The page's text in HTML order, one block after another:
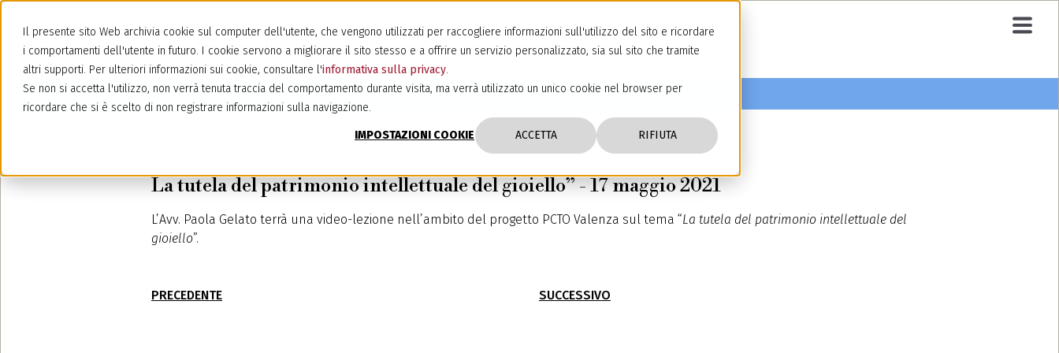
Il presente sito Web archivia cookie sul computer dell'utente, che vengono utilizzati per raccogliere informazioni sull'utilizzo del sito e ricordare
i comportamenti dell'utente in futuro. I cookie servono a migliorare il sito stesso e a offrire un servizio personalizzato, sia sul sito che tramite
altri supporti. Per ulteriori informazioni sui cookie, consultare l'informativa sulla privacy.
Se non si accetta l'utilizzo, non verrà tenuta traccia del comportamento durante visita, ma verrà utilizzato un unico cookie nel browser per
ricordare che si è scelto di non registrare informazioni sulla navigazione.
IMPOSTAZIONI COOKIE ACCETTA RIFIUTA
La tutela del patrimonio intellettuale del gioiello” - 17 maggio 2021
L’Avv. Paola Gelato terrà una video-lezione nell’ambito del progetto PCTO Valenza sul tema “La tutela del patrimonio intellettuale del
gioiello”.
PRECEDENTE SUCCESSIVO